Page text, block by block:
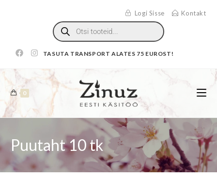
Logi Sisse Kontakt
TASUTA TRANSPORT ALATES 75 EUROST!
0
Puutaht 10 tk